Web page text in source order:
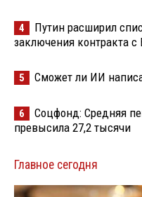
4
Путин расширил
заключения контракта
5 Сможет ли ИИ
6
Соцфонд: Средняя
превысила 27,2 тысячи
Главное сегодня